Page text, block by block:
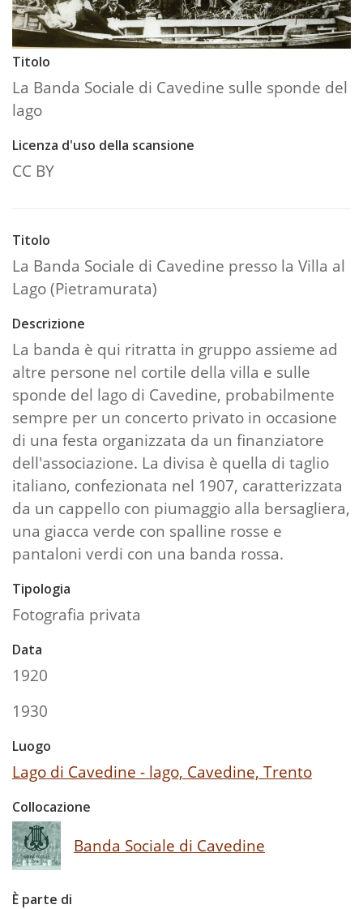
Titolo
La Banda Sociale di Cavedine sulle sponde del
lago
Licenza d'uso della scansione
CC BY
Titolo
La Banda Sociale di Cavedine presso la Villa al
Lago (Pietramurata)
Descrizione
La banda è qui ritratta in gruppo assieme ad
altre persone nel cortile della villa e sulle
sponde del lago di Cavedine, probabilmente
sempre per un concerto privato in occasione
di una festa organizzata da un finanziatore
dell'associazione. La divisa è quella di taglio
italiano, confezionata nel 1907, caratterizzata
da un cappello con piumaggio alla bersagliera,
una giacca verde con spalline rosse e
pantaloni verdi con una banda rossa.
Tipologia
Fotografia privata
Data
1920
1930
Luogo
Lago di Cavedine - lago, Cavedine, Trento
Collocazione
Banda Sociale di Cavedine
È parte di